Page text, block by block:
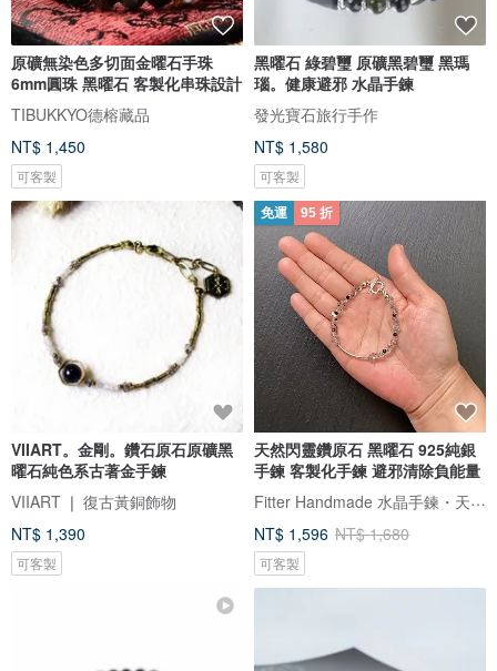
原礦無染色多切面金曜石手珠
6mm圓珠 黑曜石 客製化串珠設計
TIBUKKYO德榕藏品
NT$ 1,450
可客製
黑曜石 綠碧璽 原礦黑碧璽 黑瑪
瑙。健康避邪 水晶手鍊
發光寶石旅行手作
NT$ 1,580
可客製
VIIART。金剛。鑽石原石原礦黑
曜石純色系古著金手鍊
VIIART ❘ 復古黃銅飾物
NT$ 1,390
可客製
免運 95 折
天然閃靈鑽原石 黑曜石 925純銀
手鍊 客製化手鍊 避邪清除負能量
Fitter Handmade 水晶手鍊・天然礦石
NT$ 1,596 NT$ 1,680
可客製